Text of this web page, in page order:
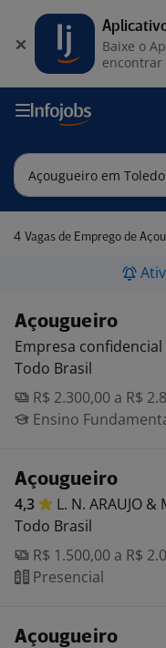
4 Vagas de Emprego de
Açougueiro
Empresa confidencial
Todo Brasil
R$ 2.300,00 a R$
Ensino
Açougueiro
4,3 L. N. ARAUJO &
Todo Brasil
R$ 1.500,00 a R$
Presencial
Açougueiro
Baixe o
encontrar